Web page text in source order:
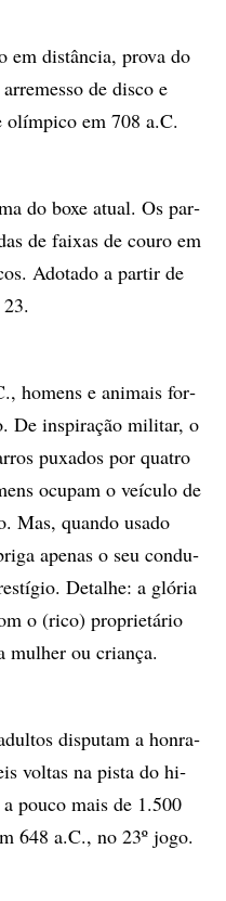
em dis­tân­cia, pro­va do
de dis­co e
em 708 a.C.
do boxe atu­al. Os par­
de fai­xas de cou­­ro em
Ado­ta­do a par­tir de
ho­­mens e ani­mais for­
De ins­pi­ra­ção mi­­li­tar, o
pu­xa­dos por qua­tro
ocu­pam o veí­cu­lo de
Mas, quan­do usa­do
ape­nas o seu con­du­
De­­ta­lhe: a gló­ria
o (rico) pro­pri­e­tá­rio
mu­lher ou cri­an­ça.
dis­pu­tam a hon­ra­
vol­tas na pis­­ta do hi­
pou­co mais de 1.500
648 a.C., no 23º jo­go.